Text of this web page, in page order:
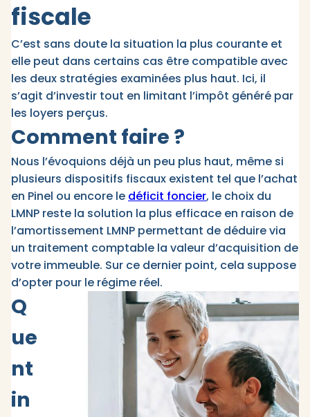
fiscale
C’est sans doute la situation la plus courante et
elle peut dans certains cas être compatible avec
les deux stratégies examinées plus haut. Ici, il
s’agit d’investir tout en limitant l’impôt généré par
les loyers perçus.
Comment faire ?
Nous l’évoquions déjà un peu plus haut, même si
plusieurs dispositifs fiscaux existent tel que l’achat
en Pinel ou encore le déficit foncier, le choix du
LMNP reste la solution la plus efficace en raison de
l’amortissement LMNP permettant de déduire via
un traitement comptable la valeur d’acquisition de
votre immeuble. Sur ce dernier point, cela suppose
d’opter pour le régime réel.
Q
ue
nt
in